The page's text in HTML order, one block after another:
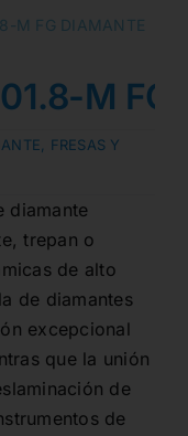
M FG DIAMANTE
M FG
FRESAS Y
diamante
trepan o
de alto
de diamantes
excepcional
que la unión
de
de